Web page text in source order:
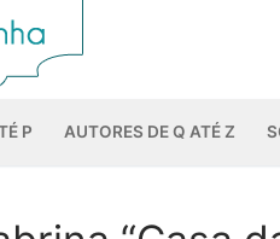
P AUTORES DE Q ATÉ Z